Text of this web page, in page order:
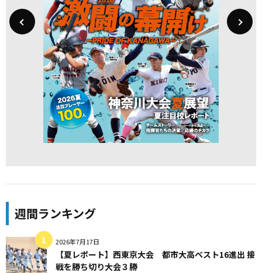
週間ランキング
2026年7月17日
【夏レポート】西東京大会 都市大高ベスト16進出 接
戦を勝ち切り大会３勝